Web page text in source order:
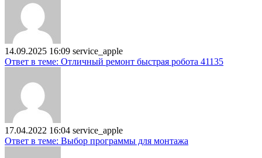
14.09.2025 16:09 service_apple
Ответ в теме: Отличный ремонт быстрая робота 41135
17.04.2022 16:04 service_apple
Ответ в теме: Выбор программы для монтажа